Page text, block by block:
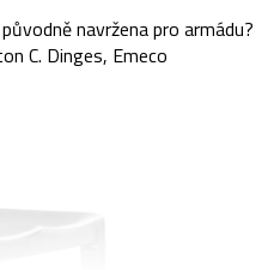
navržena pro armádu?
C. Dinges, Emeco